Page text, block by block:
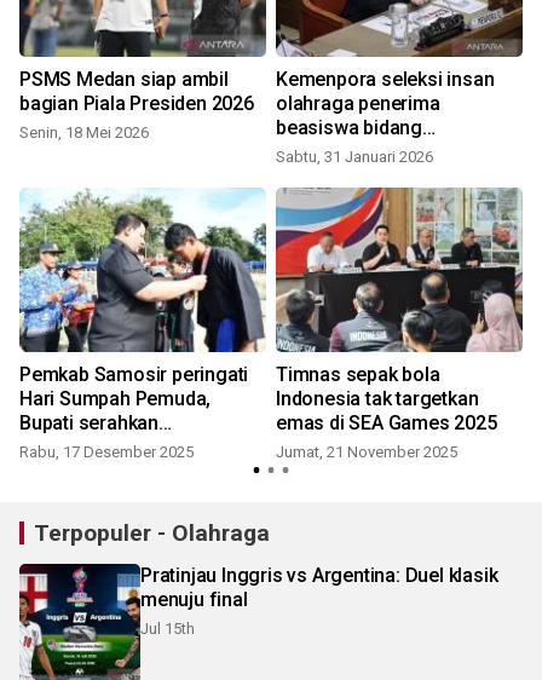
PSMS Medan siap ambil
bagian Piala Presiden 2026
Senin, 18 Mei 2026
Kemenpora seleksi insan
olahraga penerima
beasiswa bidang
keolahragaan
Sabtu, 31 Januari 2026
Pemkab Samosir peringati
Hari Sumpah Pemuda,
Bupati serahkan
penghargaan kepada atlet
Rabu, 17 Desember 2025
Timnas sepak bola
Indonesia tak targetkan
emas di SEA Games 2025
Jumat, 21 November 2025
Terpopuler - Olahraga
Pratinjau Inggris vs Argentina: Duel klasik
menuju final
Jul 15th